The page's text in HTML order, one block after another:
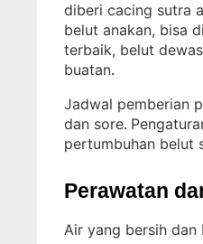
diberi cacing sutra
belut anakan, bisa
terbaik, belut
buatan.
Jadwal pemberian
dan sore.
pertumbuhan belut
Perawatan
Air yang bersih